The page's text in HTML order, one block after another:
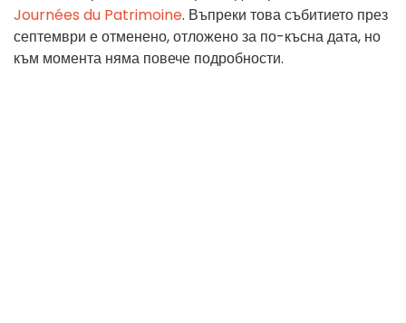
Journées du Patrimoine. Въпреки това събитието през
септември е отменено, отложено за по-късна дата, но
към момента няма повече подробности.